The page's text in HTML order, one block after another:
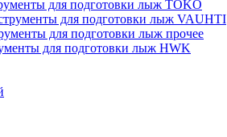
для подготовки лыж TOKO
для подготовки лыж VAUHTI
для подготовки лыж прочее
для подготовки лыж HWK